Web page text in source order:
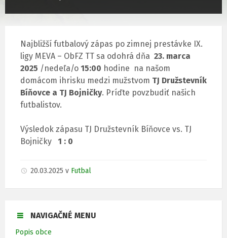
Najbližší futbalový zápas po zimnej prestávke IX.
ligy MEVA – ObFZ TT sa odohrá dňa 23. marca
2025 /nedeľa/o 15:00 hodine na našom
domácom ihrisku medzi mužstvom TJ Družstevník
Bíňovce a TJ Bojničky. Príďte povzbudiť našich
futbalistov.
Výsledok zápasu TJ Družstevník Bíňovce vs. TJ
Bojničky
1 : 0
20.03.2025 v Futbal
NAVIGAČNÉ MENU
Popis obce